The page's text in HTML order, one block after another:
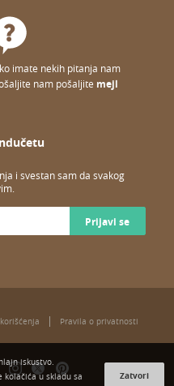
imate nekih pitanja nam
nam pošaljite mejl
i svestan sam da svakog
Prijavi se
Pravila o privatnosti
iskustvo.
u skladu sa
Zatvori